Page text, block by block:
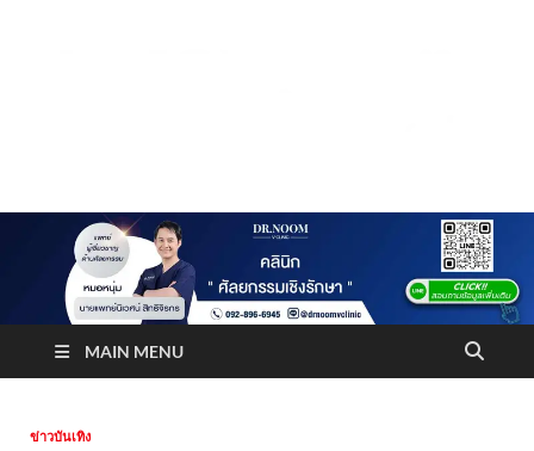
Truststoreonline
MAIN MENU
ข่าวบันเทิง